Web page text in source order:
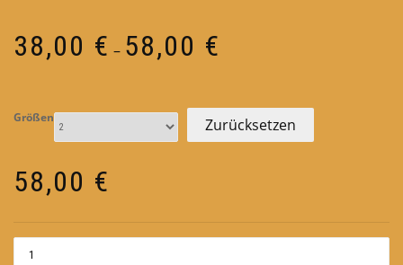
38,00 € – 58,00 €
58,00 €
Größen Zurücksetzen
58,00 €